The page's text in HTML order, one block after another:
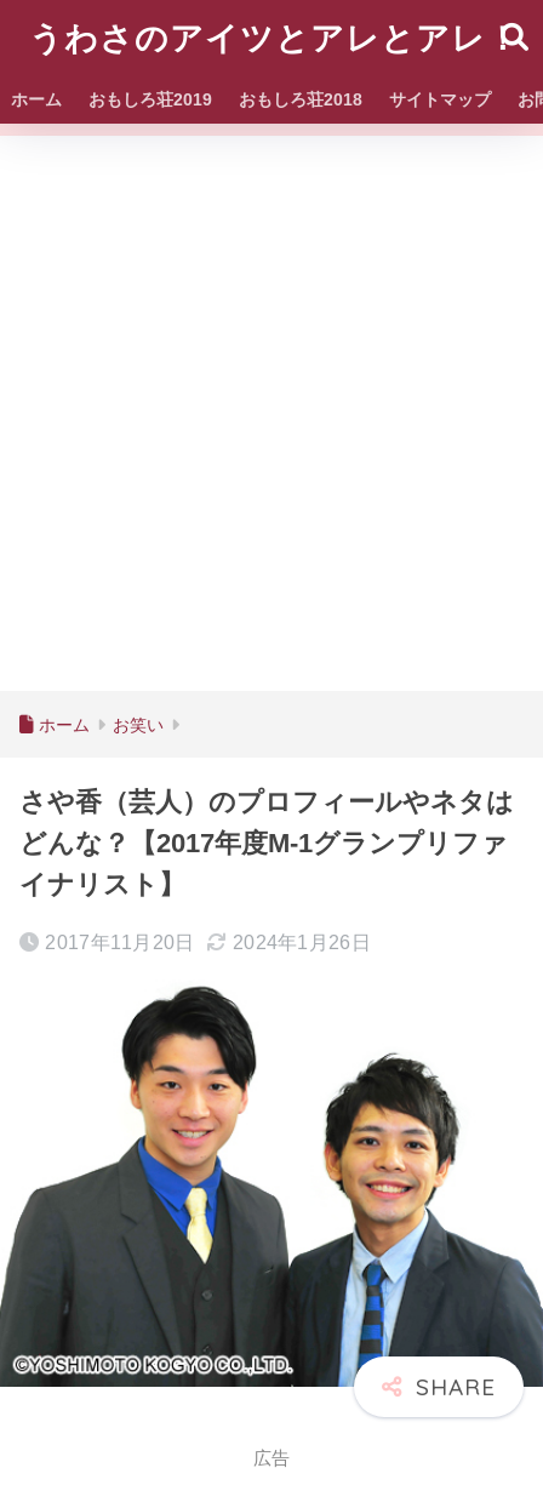
うわさのアイツとアレとアレ！
ホーム おもしろ荘2019 おもしろ荘2018 サイトマップ お
ホーム お笑い
さや香（芸人）のプロフィールやネタは
どんな？【2017年度M-1グランプリファ
イナリスト】
2017年11月20日 2024年1月26日
広告